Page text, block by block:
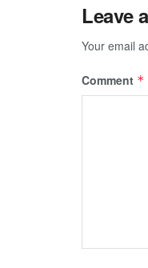
Leave
Your email
Comment *